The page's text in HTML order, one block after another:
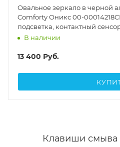
Овальное зеркало в черной
Comforty Оникс 00-
подсветка, контактный
В наличии
13 400 Руб.
Клавиши смыва